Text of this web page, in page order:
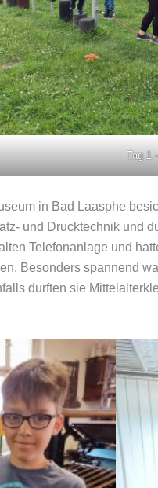
Tag 1
in Bad Laasphe
und Drucktechnik und
Telefonanlage und
Besonders spannend
durften sie